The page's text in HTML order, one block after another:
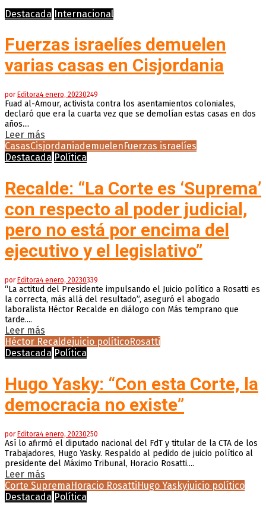
Destacada Internacional
Fuerzas israelíes demuelen
varias casas en Cisjordania
por Editora4 enero, 20230249
Fuad al-Amour, activista contra los asentamientos coloniales,
declaró que era la cuarta vez que se demolían estas casas en dos
años....
Leer más
CasasCisjordaniademuelen Fuerzas israelíes
Destacada Política
Recalde: “La Corte es ‘Suprema’
con respecto al poder judicial,
pero no está por encima del
ejecutivo y el legislativo”
por Editora4 enero, 20230339
“La actitud del Presidente impulsando el Juicio político a Rosatti es
la correcta, más allá del resultado”, aseguró el abogado
laboralista Héctor Recalde en diálogo con Más temprano que
tarde....
Leer más
Héctor Recaldejuicio políticoRosatti
Destacada Política
Hugo Yasky: “Con esta Corte, la
democracia no existe”
porEditora4 enero, 20230250
Así lo afirmó el diputado nacional del FdT y titular de la CTA de los
Trabajadores, Hugo Yasky. Respaldo al pedido de juicio político al
presidente del Máximo Tribunal, Horacio Rosatti....
Leer más
Corte SupremaHoracio RosattiHugo Yaskyjuicio político
Destacada Política